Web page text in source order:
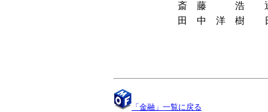
斎 藤 浩
田 中 洋 樹
「金融」一覧に戻る